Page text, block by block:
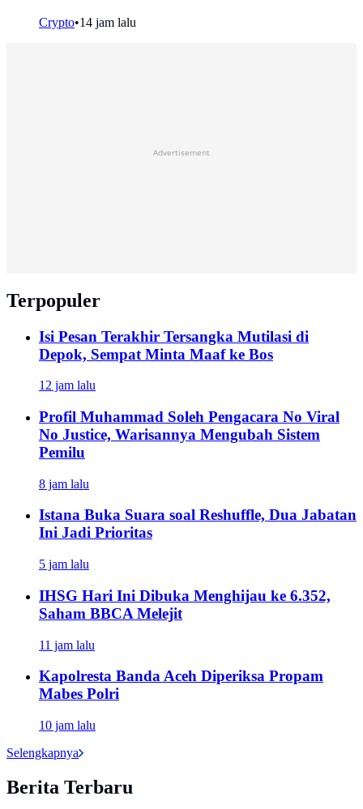
Crypto•14 jam lalu
Advertisement
Terpopuler
Isi Pesan Terakhir Tersangka Mutilasi di
Depok, Sempat Minta Maaf ke Bos
12 jam lalu
Profil Muhammad Soleh Pengacara No Viral
No Justice, Warisannya Mengubah Sistem
Pemilu
8 jam lalu
Istana Buka Suara soal Reshuffle, Dua Jabatan
Ini Jadi Prioritas
5 jam lalu
IHSG Hari Ini Dibuka Menghijau ke 6.352,
Saham BBCA Melejit
11 jam lalu
Kapolresta Banda Aceh Diperiksa Propam
Mabes Polri
10 jam lalu
Selengkapnya
Berita Terbaru